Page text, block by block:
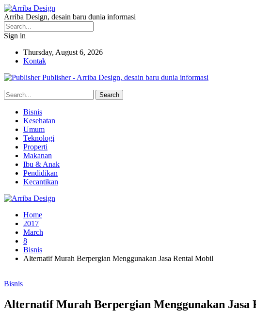
Arriba Design, desain baru dunia informasi
Sign in
Thursday, August 6, 2026
Kontak
Publisher - Arriba Design, desain baru dunia informasi
Bisnis
Kesehatan
Umum
Teknologi
Properti
Makanan
Ibu & Anak
Pendidikan
Kecantikan
Home
2017
March
8
Bisnis
Alternatif Murah Berpergian Menggunakan Jasa Rental Mobil
Bisnis
Alternatif Murah Berpergian Menggunakan Jasa